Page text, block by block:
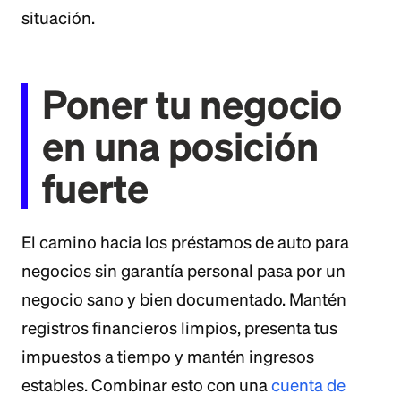
situación.
Poner tu negocio
en una posición
fuerte
El camino hacia los préstamos de auto para
negocios sin garantía personal pasa por un
negocio sano y bien documentado. Mantén
registros financieros limpios, presenta tus
impuestos a tiempo y mantén ingresos
estables. Combinar esto con unacuenta de